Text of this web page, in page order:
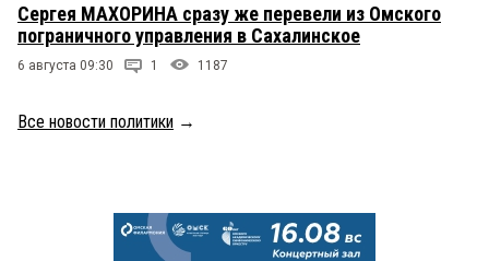
Сергея МАХОРИНА сразу же перевели из Омского
пограничного управления в Сахалинское
6 августа 09:30 1 1187
Все новости политики →